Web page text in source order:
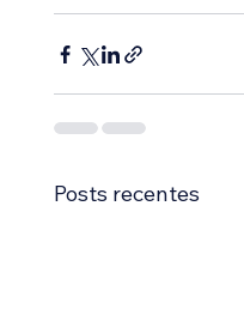
Posts recentes